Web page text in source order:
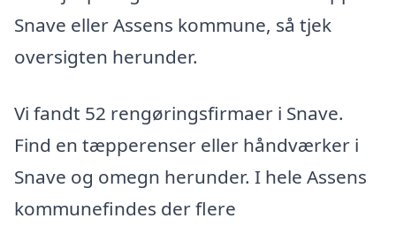
Snave eller Assens kommune, så tjek
oversigten herunder.
Vi fandt 52 rengøringsfirmaer i Snave.
Find en tæpperenser eller håndværker i
Snave og omegn herunder. I hele Assens
kommunefindes der flere